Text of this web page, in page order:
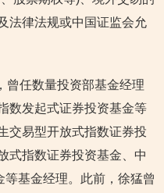
法律法规或中国证监会允
曾任数量投资部基金经理
数发起式证券投资基金等
交易型开放式指数证券投
式指数证券投资基金、中
基金经理。此前，徐猛曾